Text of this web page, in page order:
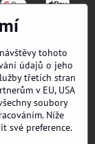
tohoto
údajů o jeho
třetích stran
v EU, USA
soubory
Níže
své preference.